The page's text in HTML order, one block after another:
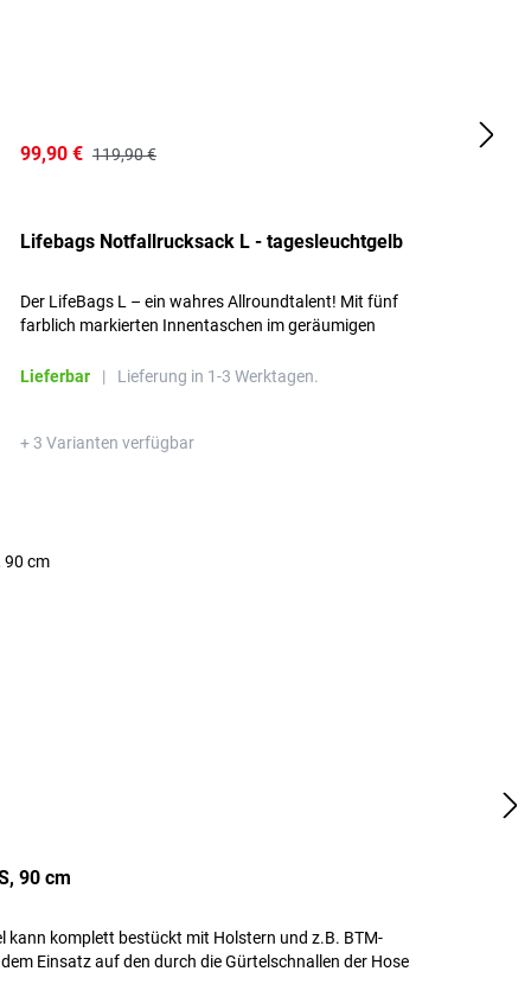
99,90 € 119,90 €
Lifebags Notfallrucksack L - tagesleuchtgelb
Der LifeBags L – ein wahres Allroundtalent! Mit fünf
farblich markierten Innentaschen im geräumigen
Lieferbar
| Lieferung in 1-3 Werktagen.
+ 3 Varianten verfügbar
90 cm
kann komplett bestückt mit Holstern und z.B. BTM-
Einsatz auf den durch die Gürtelschnallen der Hose